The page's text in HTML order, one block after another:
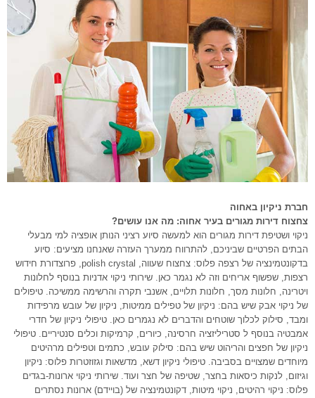
חברת ניקיון באחוה
צחצוח דירות מגורים בעיר אחוה: מה אנו עושים?
ניקוי ושטיפת דירות מגורים הוא למעשה סיוע רציני הנותן אופציה למי מבעלי
הבתים הפרטיים שביניכם, להתרווח ממערך העזרה שאנחנו מציעים: סיוע
בדקונטמינציה של רצפה פלוס: צחצוח שעווה, polish crystal, פרוצדורת חידוש
רצפות, שפשוף אריחים וזה לא נגמר כאן. שירותי ניקוי אדניות בנוסף לחלונות
ויטרינה, חלונות מסך, חלונות תלויים, אשנבי תקרה והרשימה ממשיכה. טיפולים
של ניקוי אבק שיש בהם: ניקיון של טפילים ממיטות, ניקיון של עובש מרפידות
ומבד, סילוק לכלוך שוטחים והדברים לא נגמרים כאן. טיפולי ניקיון של חדרי
אמבטיה בנוסף ל סטריליזציה חרסינה, כיורים, קרמיקות וכלים סנטיריים. טיפולי
ניקיון של חפצים והריהוט שיש בהם: סילוק עובש, כתמים וטפילים מרהיטים
מיוחדים שמצויים בסביבה. טיפולי ניקיון דשא, מדשאות וגזוזטרות פלוס: ניקיון
וגיזום, לנקות כיסאות בחצר, שטיפה של חצר ועוד. שירותי ניקוי ארונות-בגדים
פלוס: ניקוי רהיטים, ניקוי מיטות, דקונטמינציה של (בויידם) ארונות נסתרים